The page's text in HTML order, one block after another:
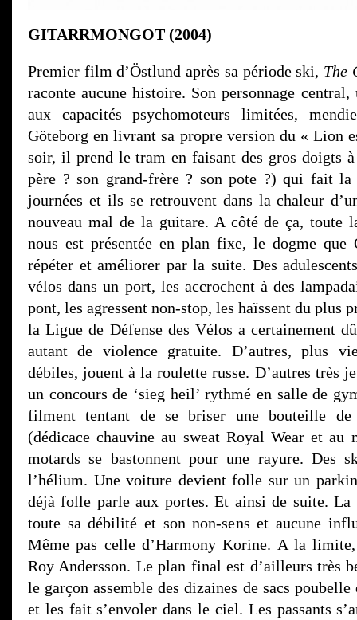
GITARRMONGOT (2004)
Premier film d’Östlund après sa période ski, The
raconte aucune histoire. Son personnage
aux capacités psychomoteurs limitées,
Göteborg en livrant sa propre version du « Lion
soir, il prend le tram en faisant des gros doigts à
père ? son grand-frère ? son pote ?) qui fait la
journées et ils se retrouvent dans la chaleur
nouveau mal de la guitare. A côté de ça, toute
nous est présentée en plan fixe, le dogme que
répéter et améliorer par la suite. Des
vélos dans un port, les accrochent à des
pont, les agressent non-stop, les haïssent du plus
la Ligue de Défense des Vélos a certainement
autant de violence gratuite. D’autres, plus
débiles, jouent à la roulette russe. D’autres très
un concours de ‘sieg heil’ rythmé en salle de
filment tentant de se briser une bouteille
(dédicace chauvine au sweat Royal Wear et au
motards se bastonnent pour une rayure. Des
l’hélium. Une voiture devient folle sur un
déjà folle parle aux portes. Et ainsi de suite. La
toute sa débilité et son non-sens et aucune
Même pas celle d’Harmony Korine. A la
Roy Andersson. Le plan final est d’ailleurs très
le garçon assemble des dizaines de sacs
et les fait s’envoler dans le ciel. Les passants